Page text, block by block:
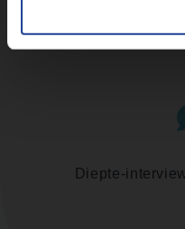
Diepte-